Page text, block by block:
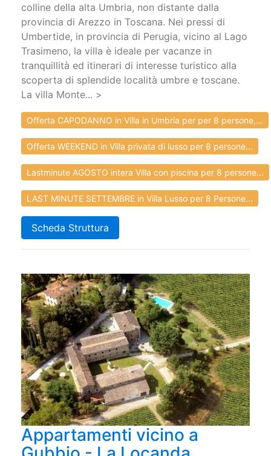
colline della alta Umbria, non distante dalla
provincia di Arezzo in Toscana. Nei pressi di
Umbertide, in provincia di Perugia, vicino al Lago
Trasimeno, la villa è ideale per vacanze in
tranquillità ed itinerari di interesse turistico alla
scoperta di splendide località umbre e toscane.
La villa Monte... >
Offerta CAPODANNO in Villa in Umbria per per 8 persone,...
Offerta WEEKEND in Villa privata di lusso per 8 persone...
Lastminute AGOSTO intera Villa con piscina per 8 persone...
LAST MINUTE SETTEMBRE in Villa Lusso per 8 Persone...
Scheda Struttura
Appartamenti vicino a